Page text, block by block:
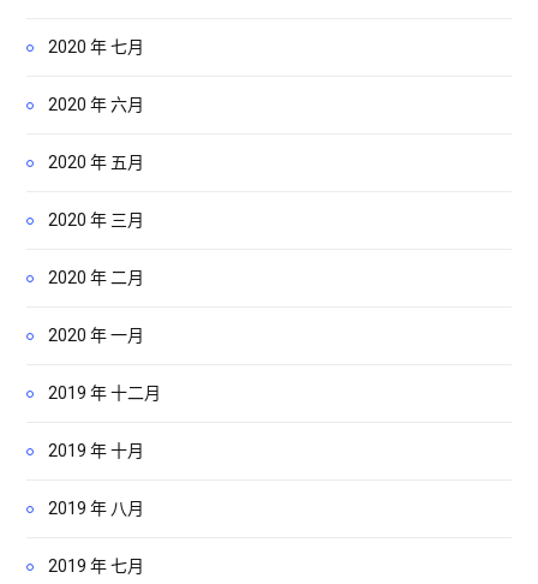
2020 年 七月
2020 年 六月
2020 年 五月
2020 年 三月
2020 年 二月
2020 年 一月
2019 年 十二月
2019 年 十月
2019 年 八月
2019 年 七月